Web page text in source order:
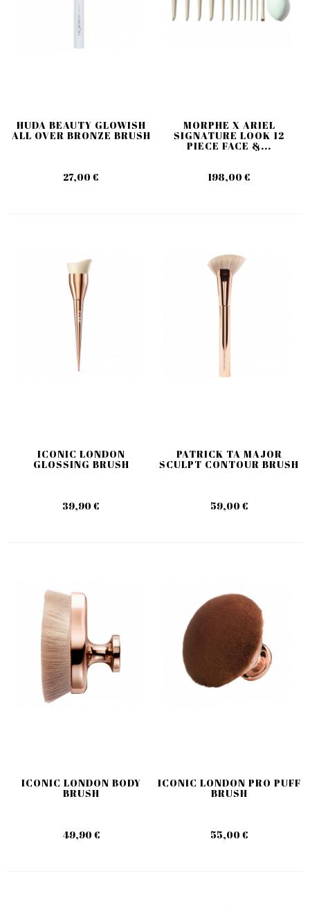
HUDA BEAUTY GLOWISH
ALL OVER BRONZE BRUSH
27,00 €
MORPHE X ARIEL
SIGNATURE LOOK 12
PIECE FACE &...
198,00 €
ICONIC LONDON
GLOSSING BRUSH
39,90 €
PATRICK TA MAJOR
SCULPT CONTOUR BRUSH
59,00 €
ICONIC LONDON BODY
BRUSH
49,90 €
ICONIC LONDON PRO PUFF
BRUSH
55,00 €